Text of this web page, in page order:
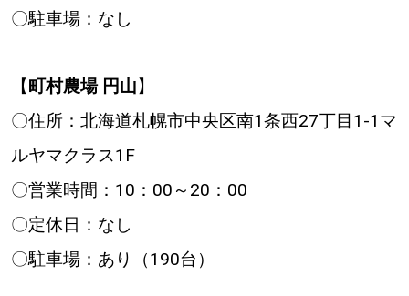
〇駐車場：なし
【町村農場 円山】
〇住所：北海道札幌市中央区南1条西27丁目1-1マ
ルヤマクラス1F
〇営業時間：10：00～20：00
〇定休日：なし
〇駐車場：あり（190台）